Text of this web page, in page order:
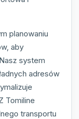
planowaniu
aby
system
adresów
Tomiline
transportu